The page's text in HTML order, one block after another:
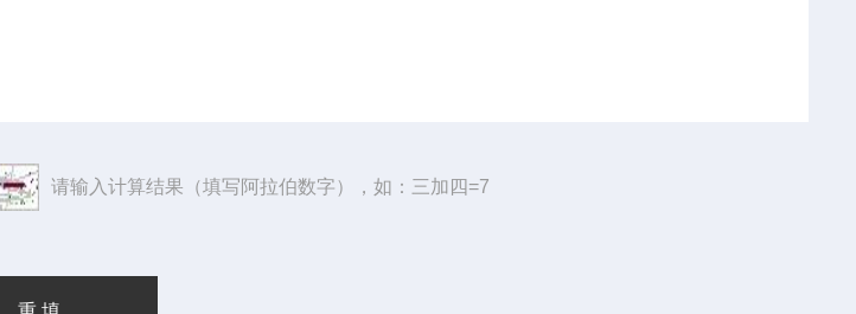
请输入计算结果（填写阿拉伯数字），如：三加四=7